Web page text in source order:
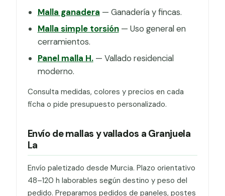
Malla ganadera — Ganadería y fincas.
Malla simple torsión— Uso general en
cerramientos.
Panel malla H.— Vallado residencial
moderno.
Consulta medidas, colores y precios en cada
ficha o pide presupuesto personalizado.
Envío de mallas y vallados a Granjuela
La
Envío paletizado desde Murcia. Plazo orientativo
48–120 h laborables según destino y peso del
pedido. Preparamos pedidos de paneles, postes